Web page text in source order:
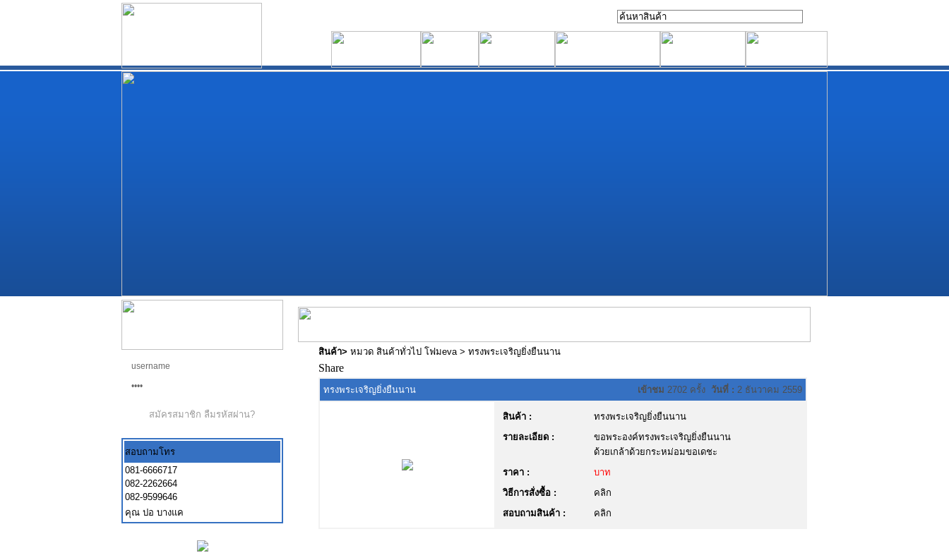
สมัครสมาชิก ลืมรหัสผ่าน?
สอบถามโทร
081-6666717
082-2262664
082-9599646
คุณ ปอ บางแค
สินค้า> หมวด สินค้าทั่วไป โฟมeva > ทรงพระเจริญยิ่งยืนนาน
Share
ทรงพระเจริญยิ่งยืนนาน เข้าชม 2702 ครั้ง วันที่ : 2 ธันวาคม 2559
สินค้า :
ทรงพระเจริญยิ่งยืนนาน
รายละเอียด :
ขอพระองค์ทรงพระเจริญยิ่งยืนนาน
ด้วยเกล้าด้วยกระหม่อมขอเดชะ
ราคา :
บาท
วิธีการสั่งซื้อ :
คลิก
สอบถามสินค้า :
คลิก